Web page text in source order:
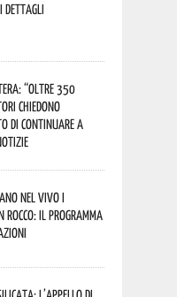
dettagli
“Oltre 350
chiedono
di continuare a
nel vivo i
Rocco: il programma